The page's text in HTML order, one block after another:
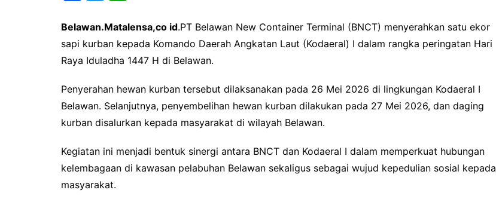
c
e
b
k
i
t
t
r
a
t
s
p
p
Belawan.Matalensa,co id.PT Belawan New Container Terminal (BNCT) menyerahkan satu ekor
sapi kurban kepada Komando Daerah Angkatan Laut (Kodaeral) I dalam rangka peringatan Hari
Raya Iduladha 1447 H di Belawan.
Penyerahan hewan kurban tersebut dilaksanakan pada 26 Mei 2026 di lingkungan Kodaeral I
Belawan. Selanjutnya, penyembelihan hewan kurban dilakukan pada 27 Mei 2026, dan daging
kurban disalurkan kepada masyarakat di wilayah Belawan.
Kegiatan ini menjadi bentuk sinergi antara BNCT dan Kodaeral I dalam memperkuat hubungan
kelembagaan di kawasan pelabuhan Belawan sekaligus sebagai wujud kepedulian sosial kepada
masyarakat.